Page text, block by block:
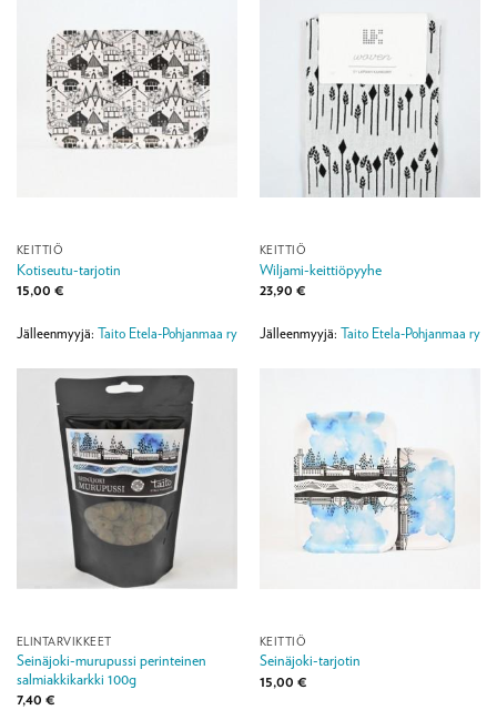
KEITTIÖ
Kotiseutu-tarjotin
15,00 €
Jälleenmyyjä: Taito Etela-Pohjanmaa ry
KEITTIÖ
Wiljami-keittiöpyyhe
23,90 €
Jälleenmyyjä: Taito Etela-Pohjanmaa ry
ELINTARVIKKEET
Seinäjoki-murupussi perinteinen
salmiakkikarkki 100g
7,40 €
KEITTIÖ
Seinäjoki-tarjotin
15,00 €